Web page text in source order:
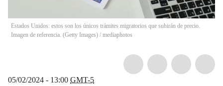
Estados Unidos: estos son los únicos trámites migratorios que subirán de precio.
Imagen de referencia. (Getty Images) / mediaphotos
05/02/2024 - 13:00 GMT-5